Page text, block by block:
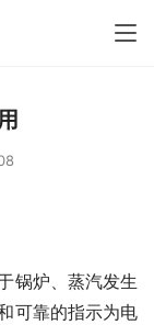
锅炉、蒸汽发生
可靠的指示为电